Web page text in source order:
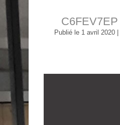
C6FEV7EP
Publié le 1 avril 2020